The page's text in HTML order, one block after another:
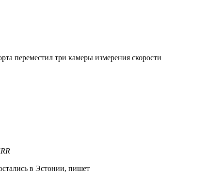
переместил три камеры измерения скорости
в Эстонии, пишет